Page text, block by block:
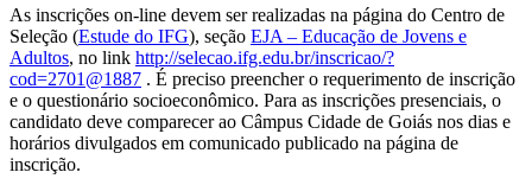
As inscrições on-line devem ser realizadas na página do Centro de
Seleção (Estude do IFG), seção EJA – Educação de Jovens e
Adultos, no link http://selecao.ifg.edu.br/inscricao/?
cod=2701@1887 . É preciso preencher o requerimento de inscrição
e o questionário socioeconômico. Para as inscrições presenciais, o
candidato deve comparecer ao Câmpus Cidade de Goiás nos dias e
horários divulgados em comunicado publicado na página de
inscrição.